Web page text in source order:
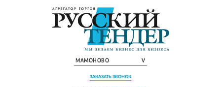
МАМОНОВО V
ЗАКАЗАТЬ ЗВОНОК